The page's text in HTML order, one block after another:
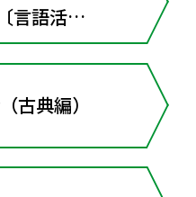
言語活
安西」「黄
炉峰下、新
式ときま
古典編）